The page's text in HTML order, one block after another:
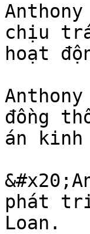
chịu
hoạt
đồng
án
phát
Loan.